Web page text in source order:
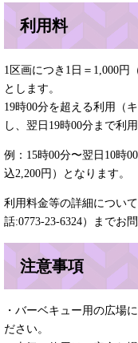
利用料
1区画につき1日＝1,000円
とします。
19時00分を超える利用（
し、翌日19時00分まで利用
例：15時00分〜翌日10時
込2,200円）となります。
利用料金等の詳細につい
話:0773-23-6324）までお
注意事項
・バーベキュー用の広場
ださい。